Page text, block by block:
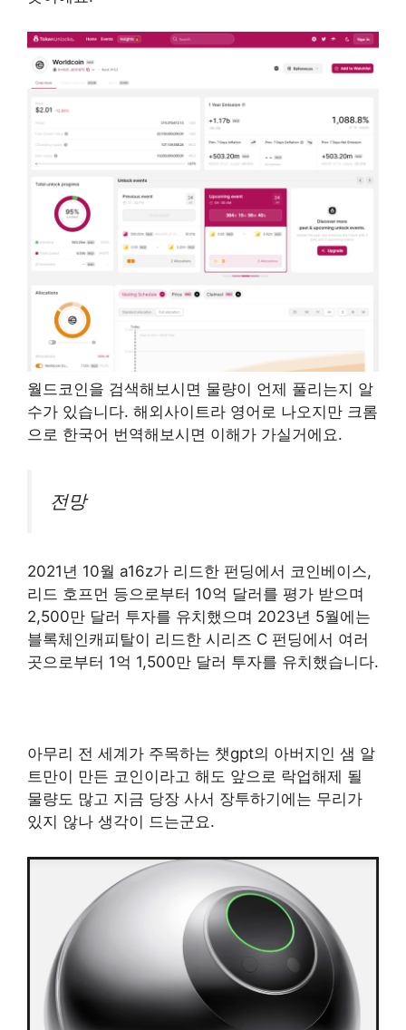
월드코인을 검색해보시면 물량이 언제 풀리는지 알
수가 있습니다. 해외사이트라 영어로 나오지만 크롬
으로 한국어 번역해보시면 이해가 가실거에요.
전망
2021년 10월 a16z가 리드한 펀딩에서 코인베이스,
리드 호프먼 등으로부터 10억 달러를 평가 받으며
2,500만 달러 투자를 유치했으며 2023년 5월에는
블록체인캐피탈이 리드한 시리즈 C 펀딩에서 여러
곳으로부터 1억 1,500만 달러 투자를 유치했습니다.
아무리 전 세계가 주목하는 챗gpt의 아버지인 샘 알
트만이 만든 코인이라고 해도 앞으로 락업해제 될
물량도 많고 지금 당장 사서 장투하기에는 무리가
있지 않나 생각이 드는군요.